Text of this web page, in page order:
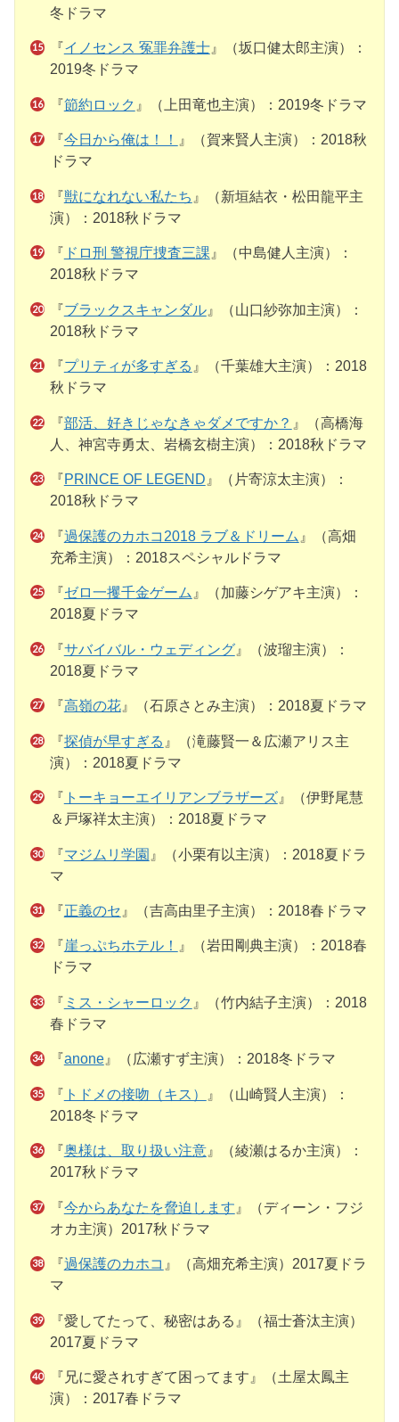
冬ドラマ
『イノセンス 冤罪弁護士』（坂口健太郎主演）：
2019冬ドラマ
『節約ロック 』（上田竜也主演）：2019冬ドラマ
『今日から俺は！！
』（賀来賢人主演）：2018秋
ドラマ
『獣になれない私たち 』（新垣結衣・松田龍平主
演）：2018秋ドラマ
『 ドロ刑 警視庁捜査三課 』（中島健人主演）：
2018秋ドラマ
『ブラックスキャンダル』（山口紗弥加主演）：
2018秋ドラマ
『プリティが多すぎる 』（千葉雄大主演）：2018
秋ドラマ
『部活、好きじゃなきゃダメですか？ 』（高橋海
人、神宮寺勇太、岩橋玄樹主演）：2018秋ドラマ
『PRINCE OF LEGEND 』（片寄涼太主演）：
2018秋ドラマ
『過保護のカホコ2018 ラブ＆ドリーム 』（高畑
充希主演）：2018スペシャルドラマ
『ゼロ一攫千金ゲーム 』（加藤シゲアキ主演）：
2018夏ドラマ
『サバイバル・ウェディング』（波瑠主演）：
2018夏ドラマ
『高嶺の花』（石原さとみ主演）：2018夏ドラマ
『探偵が早すぎる 』（滝藤賢一＆広瀬アリス主
演）：2018夏ドラマ
『 トーキョーエイリアンブラザーズ』（伊野尾慧
＆戸塚祥太主演）：2018夏ドラマ
『マジムリ学園 』（小栗有以主演）：2018夏ドラ
マ
『正義のセ 』（吉高由里子主演）：2018春ドラマ
『 崖っぷちホテル！ 』（岩田剛典主演）：2018春
ドラマ
『 ミス・シャーロック 』（竹内結子主演）：2018
春ドラマ
『 anone』（広瀬すず主演）：2018冬ドラマ
『 トドメの接吻（キス）
』（山崎賢人主演）：
2018冬ドラマ
『奥様は、取り扱い注意』（綾瀬はるか主演）：
2017秋ドラマ
『今からあなたを脅迫します 』（ディーン・フジ
オカ主演）2017秋ドラマ
『過保護のカホコ 』（高畑充希主演）2017夏ドラ
マ
『愛してたって、秘密はある』（福士蒼汰主演）
2017夏ドラマ
『兄に愛されすぎて困ってます』（土屋太鳳主
演）：2017春ドラマ